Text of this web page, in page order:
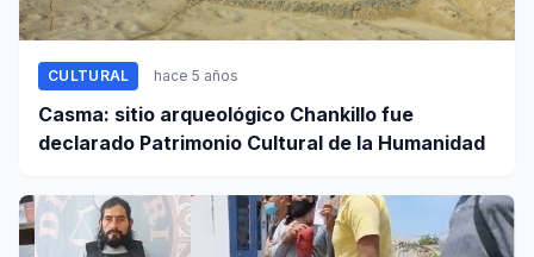
CULTURAL hace 5 años
Casma: sitio arqueológico Chankillo fue
declarado Patrimonio Cultural de la Humanidad